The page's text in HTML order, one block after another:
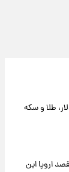
طلا و سکه
اروپا این